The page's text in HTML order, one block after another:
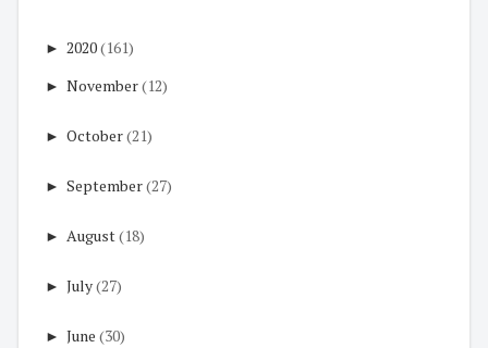
► 2020(161)
► November(12)
► October(21)
► September(27)
► August(18)
► July(27)
► June (30)